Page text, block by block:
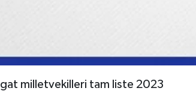
milletvekilleri tam liste 2023